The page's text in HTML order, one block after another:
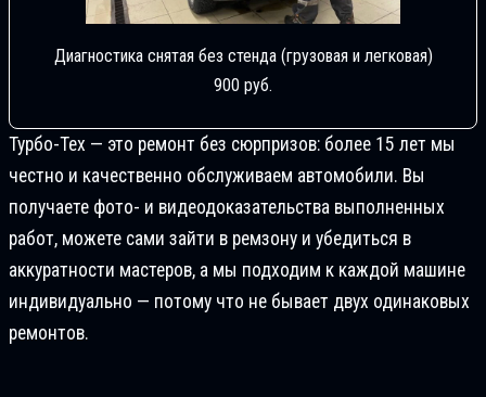
Диагностика снятая без стенда (грузовая и легковая)
900 руб.
Турбо-Тех — это ремонт без сюрпризов: более 15 лет мы
честно и качественно обслуживаем автомобили. Вы
получаете фото- и видеодоказательства выполненных
работ, можете сами зайти в ремзону и убедиться в
аккуратности мастеров, а мы подходим к каждой машине
индивидуально — потому что не бывает двух одинаковых
ремонтов.